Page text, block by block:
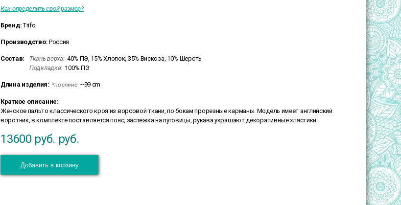
Как определить свой размер?
Бренд:Trifo
Производство: Россия
Состав: Ткань верха: 40% ПЭ, 15% Хлопок, 35% Вискоза, 10% Шерсть
Подкладка: 100% ПЭ
Длина изделия: *по спине ~99 cm
Краткое описание:
Женское пальто классического кроя из ворсовой ткани, по бокам прорезные карманы. Модель имеет английский
воротник, в комплекте поставляется пояс, застежка на пуговицы, рукава украшают декоративные хлястики.
13600 руб. руб.
Добавить в корзину